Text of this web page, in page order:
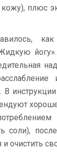
кожу), плюс
как
В
соли),
и очистить